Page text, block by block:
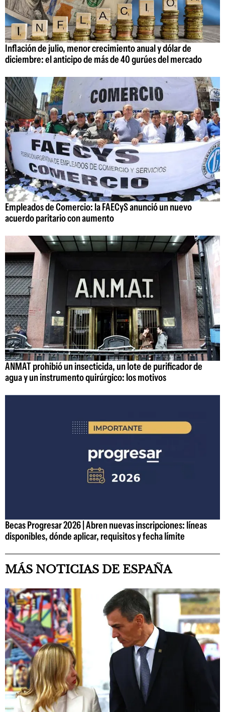
Inflación de julio, menor crecimiento anual y dólar de
diciembre: el anticipo de más de 40 gurúes del mercado
Empleados de Comercio: la FAECyS anunció un nuevo
acuerdo paritario con aumento
ANMAT prohibió un insecticida, un lote de purificador de
agua y un instrumento quirúrgico: los motivos
Becas Progresar 2026 | Abren nuevas inscripciones: líneas
disponibles, dónde aplicar, requisitos y fecha límite
MÁS NOTICIAS DE ESPAÑA